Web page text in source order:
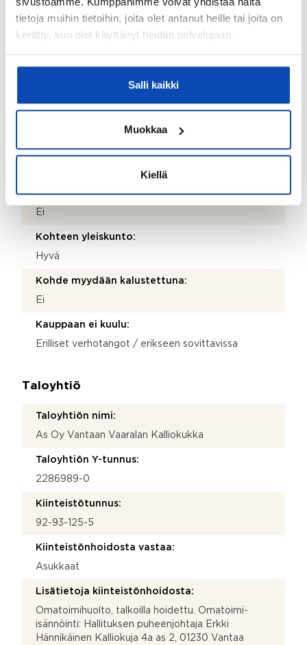
tietoja muihin tietoihin, joita olet antanut heille tai joita on
kerätty, kun olet käyttänyt heidän palvelujaan.
Salli kaikki
Muokkaa
Kiellä
Jääkaappiseinäkkeen takaosa
sisustuspaneloitu/tapetoitu
Seinäkaapit, kaapistot ja kylmä ulkovarasto
Lisätietoja säilytystiloista:
Ulkovarasto eristetty, sähköt vedetty, lattiakaivo (ei
tiettävästi vedeneristystä)
Kohteessa on satelliittiantenni:
Taloyhtiössä on antenni:
Ei
Kohteen yleiskunto:
Hyvä
Kohde myydään kalustettuna:
Ei
Kauppaan ei kuulu:
Erilliset verhotangot / erikseen sovittavissa
Taloyhtiö
Taloyhtiön nimi:
As Oy Vantaan Vaaralan Kalliokukka
Taloyhtiön Y-tunnus:
2286989-0
Kiinteistötunnus:
92-93-125-5
Kiinteistönhoidosta vastaa:
Asukkaat
Lisätietoja kiinteistönhoidosta:
Omatoimihuolto, talkoilla hoidettu. Omatoimi-
isännöinti: Hallituksen puheenjohtaja Erkki
Hännikäinen Kalliokuja 4a as 2, 01230 Vantaa